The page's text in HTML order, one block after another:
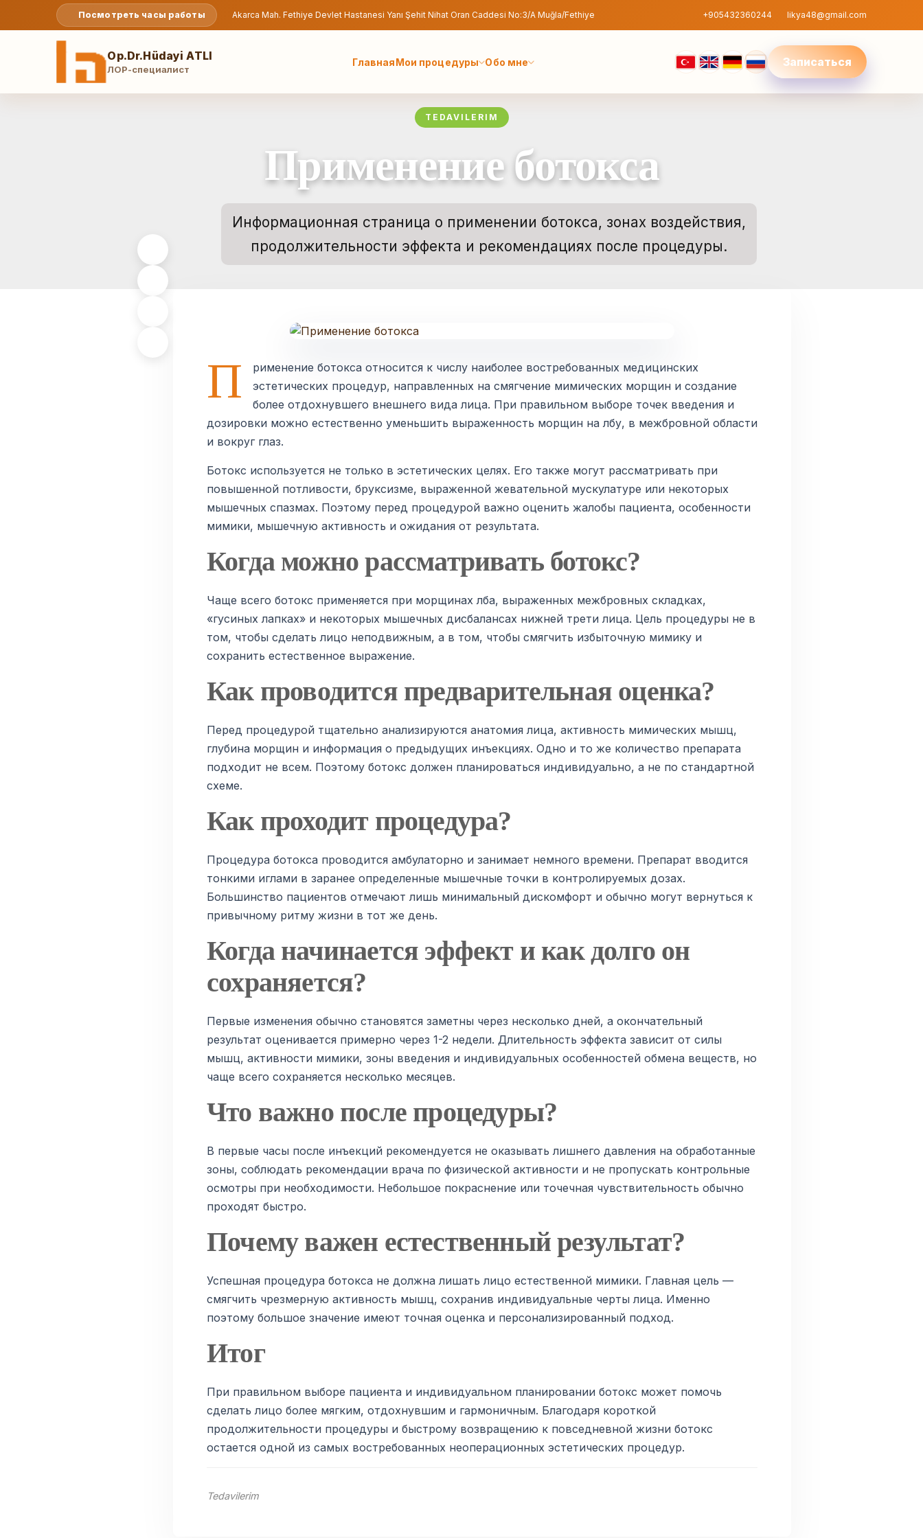
Посмотреть часы работы Akarca Mah. Fethiye Devlet Hastanesi Yanı Şehit Nihat Oran Caddesi No:3/A Muğla/Fethiye +905432360244 likya48@gmail.com
Op.Dr.Hüdayi ATLI
ЛОР-специалист
ГлавнаяМои процедуры Обо мне Записаться
TEDAVILERIM
Применение ботокса
Информационная страница о применении ботокса, зонах воздействия,
продолжительности эффекта и рекомендациях после процедуры.
П
рименение ботокса относится к числу наиболее востребованных медицинских
эстетических процедур, направленных на смягчение мимических морщин и создание
более отдохнувшего внешнего вида лица. При правильном выборе точек введения и
дозировки можно естественно уменьшить выраженность морщин на лбу, в межбровной области
и вокруг глаз.
Ботокс используется не только в эстетических целях. Его также могут рассматривать при
повышенной потливости, бруксизме, выраженной жевательной мускулатуре или некоторых
мышечных спазмах. Поэтому перед процедурой важно оценить жалобы пациента, особенности
мимики, мышечную активность и ожидания от результата.
Когда можно рассматривать ботокс?
Чаще всего ботокс применяется при морщинах лба, выраженных межбровных складках,
«гусиных лапках» и некоторых мышечных дисбалансах нижней трети лица. Цель процедуры не в
том, чтобы сделать лицо неподвижным, а в том, чтобы смягчить избыточную мимику и
сохранить естественное выражение.
Как проводится предварительная оценка?
Перед процедурой тщательно анализируются анатомия лица, активность мимических мышц,
глубина морщин и информация о предыдущих инъекциях. Одно и то же количество препарата
подходит не всем. Поэтому ботокс должен планироваться индивидуально, а не по стандартной
схеме.
Как проходит процедура?
Процедура ботокса проводится амбулаторно и занимает немного времени. Препарат вводится
тонкими иглами в заранее определенные мышечные точки в контролируемых дозах.
Большинство пациентов отмечают лишь минимальный дискомфорт и обычно могут вернуться к
привычному ритму жизни в тот же день.
Когда начинается эффект и как долго он
сохраняется?
Первые изменения обычно становятся заметны через несколько дней, а окончательный
результат оценивается примерно через 1-2 недели. Длительность эффекта зависит от силы
мышц, активности мимики, зоны введения и индивидуальных особенностей обмена веществ, но
чаще всего сохраняется несколько месяцев.
Что важно после процедуры?
В первые часы после инъекций рекомендуется не оказывать лишнего давления на обработанные
зоны, соблюдать рекомендации врача по физической активности и не пропускать контрольные
осмотры при необходимости. Небольшое покраснение или точечная чувствительность обычно
проходят быстро.
Почему важен естественный результат?
Успешная процедура ботокса не должна лишать лицо естественной мимики. Главная цель —
смягчить чрезмерную активность мышц, сохранив индивидуальные черты лица. Именно
поэтому большое значение имеют точная оценка и персонализированный подход.
Итог
При правильном выборе пациента и индивидуальном планировании ботокс может помочь
сделать лицо более мягким, отдохнувшим и гармоничным. Благодаря короткой
продолжительности процедуры и быстрому возвращению к повседневной жизни ботокс
остается одной из самых востребованных неоперационных эстетических процедур.
Tedavilerim